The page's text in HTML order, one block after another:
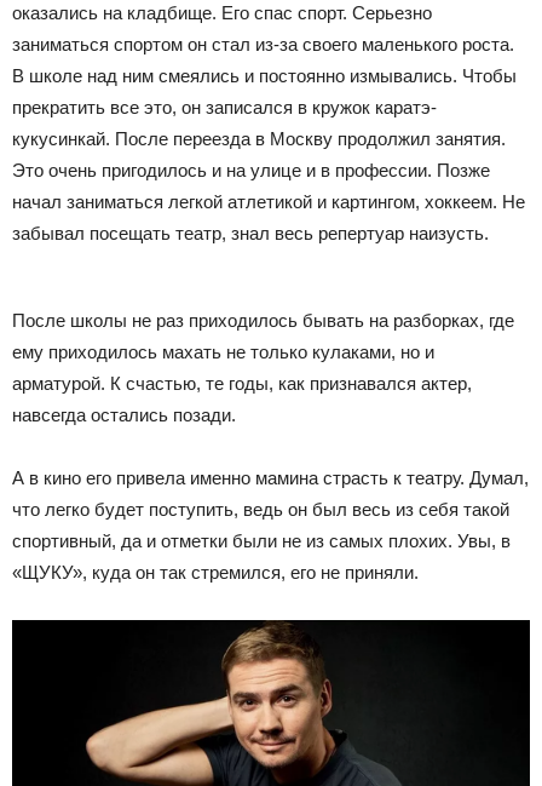
оказались на кладбище. Его спас спорт. Серьезно
заниматься спортом он стал из-за своего маленького роста.
В школе над ним смеялись и постоянно измывались. Чтобы
прекратить все это, он записался в кружок каратэ-
кукусинкай. После переезда в Москву продолжил занятия.
Это очень пригодилось и на улице и в профессии. Позже
начал заниматься легкой атлетикой и картингом, хоккеем. Не
забывал посещать театр, знал весь репертуар наизусть.
После школы не раз приходилось бывать на разборках, где
ему приходилось махать не только кулаками, но и
арматурой. К счастью, те годы, как признавался актер,
навсегда остались позади.
А в кино его привела именно мамина страсть к театру. Думал,
что легко будет поступить, ведь он был весь из себя такой
спортивный, да и отметки были не из самых плохих. Увы, в
«ЩУКУ», куда он так стремился, его не приняли.